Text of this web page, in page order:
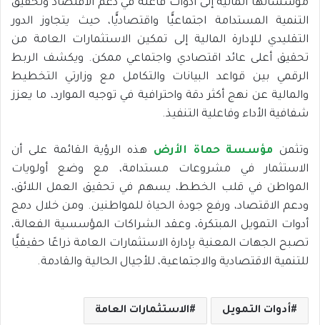
مؤسساتها المالية إلى أدوات فاعلة في دعم الاقتصاد وتحقيق
التنمية المستدامة اجتماعيًّا واقتصاديًّا، حيث يتجاوز الدور
التقليدي للإدارة المالية إلى تمكين الاستثمارات العامة من
تحقيق أعلى عائد اقتصادي واجتماعي ممكن. ويكشف الربط
الرقمي بين قواعد البيانات والتكامل مع وزارتي التخطيط
والمالية عن نهج أكثر دقة واحترافية في توجيه الموارد، ما يعزز
شفافية الأداء وفاعلية التنفيذ.
وتثمن مؤسسة حماة الأرض هذه الرؤية القائمة على أن
الاستثمار في مشروعات مستدامة، مع وضع أولويات
المواطن في قلب الخطط، يسهم في تحقيق العمل اللائق،
ودعم الاقتصاد، ورفع جودة الحياة للمواطنين. ومن خلال دمج
أدوات التمويل المبتكرة، وعقد الشراكات المؤسسية الفعالة،
تصبح الجهات المعنية بإدارة الاستثمارات العامة ذراعًا حقيقيًّا
للتنمية الاقتصادية والاجتماعية، للأجيال الحالية والقادمة.
أدوات التمويل الاستثمارات العامة